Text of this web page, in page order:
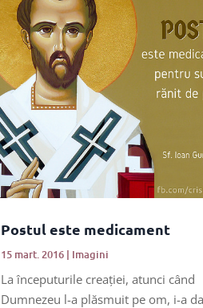
Postul este medicament
15 mart. 2016| Imagini
La începuturile creației, atunci când
Dumnezeu l-a plăsmuit pe om, i-a